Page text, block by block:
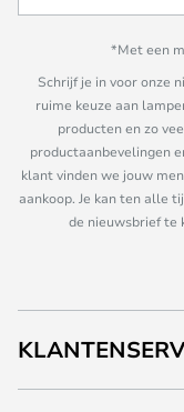
*Met een
Schrijf je in voor onze
ruime keuze aan
producten en zo
productaanbevelingen
klant vinden we jouw
aankoop. Je kan ten alle
de nieuwsbrief te